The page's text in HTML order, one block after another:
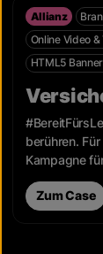
Allianz
Online Video &
HTML5
berühren.
Kampagne
Zum Case